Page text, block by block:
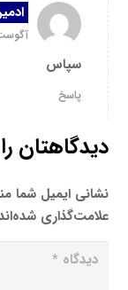
آگوست 26, 2024
سپاس
پاسخ
دیدگاهتان
نشانی ایمیل شما
علامت‌گذاری